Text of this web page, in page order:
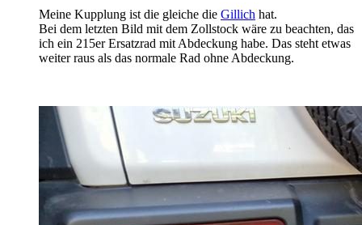
Meine Kupplung ist die gleiche die Gillich hat.
Bei dem letzten Bild mit dem Zollstock wäre zu beachten, das
ich ein 215er Ersatzrad mit Abdeckung habe. Das steht etwas
weiter raus als das normale Rad ohne Abdeckung.